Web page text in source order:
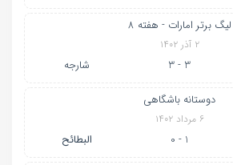
لیگ برتر امارات - هفته 8
۲ آذر ۱۴۰۲
3 - 3 شارجه
دوستانه باشگاهی
۶ مرداد ۱۴۰۲
1 - 0 البطائح